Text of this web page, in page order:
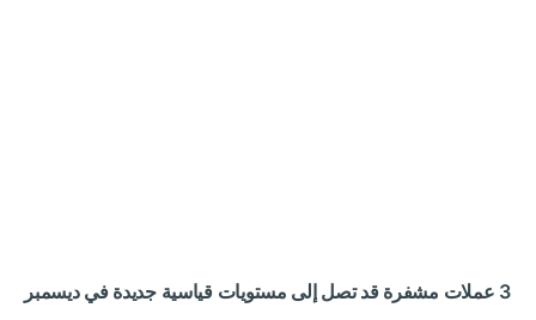
3 عملات مشفرة قد تصل إلى مستويات قياسية جديدة في ديسمبر